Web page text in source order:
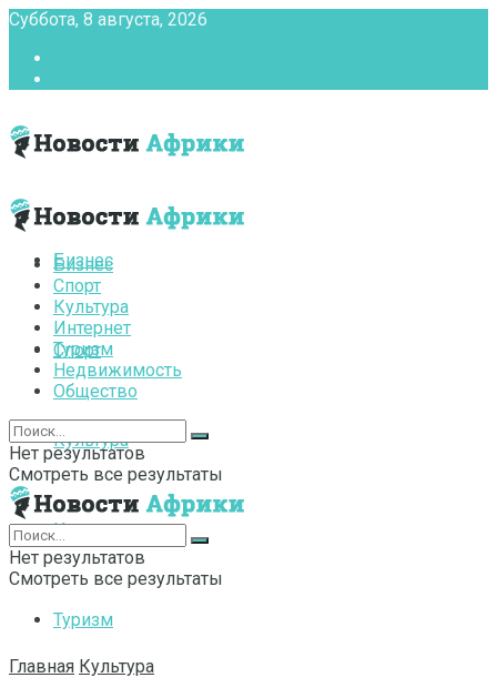
Суббота, 8 августа, 2026
Бизнес
Спорт
Культура
Интернет
Туризм
Бизнес
Спорт
Культура
Интернет
Туризм
Недвижимость
Общество
Нет результатов
Смотреть все результаты
Нет результатов
Смотреть все результаты
Главная Культура